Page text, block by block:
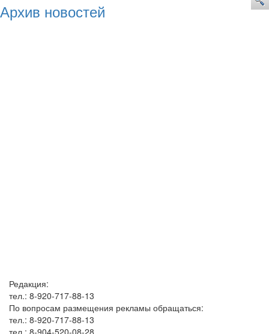
Архив новостей
Редакция:
тел.: 8-920-717-88-13
По вопросам размещения рекламы обращаться:
тел.: 8-920-717-88-13
тел.: 8-904-520-08-28